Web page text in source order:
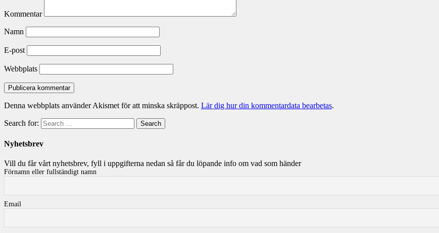
Kommentar
Namn
E-post
Webbplats
Denna webbplats använder Akismet för att minska skräppost. Lär dig hur din kommentardata bearbetas.
Search for: Search
Nyhetsbrev
Vill du får vårt nyhetsbrev, fyll i uppgifterna nedan så får du löpande info om vad som händer
Förnamn eller fullständigt namn
Email